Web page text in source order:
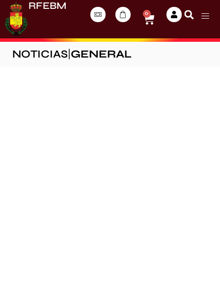
RFEBM
0
NOTICIAS GENERAL